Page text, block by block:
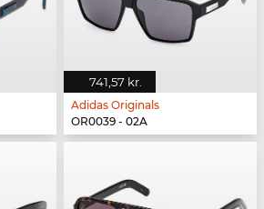
741,57 kr.
Adidas Originals
OR0039 - 02A